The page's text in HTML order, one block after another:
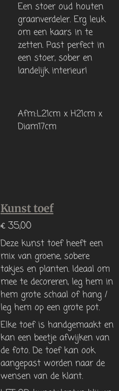
Een stoer oud houten
graanverdeler. Erg leuk
om een kaars in te
zetten. Past perfect in
een stoer, sober en
landelijk interieur!
Afm:L21cm x H21cm x
Diam17cm
Kunst toef
€ 35,00
Deze kunst toef heeft een
mix van groene, sobere
takjes en planten. Ideaal om
mee te decoreren, leg hem in
hem grote schaal of hang /
leg hem op een grote pot.
Elke toef is handgemaakt en
kan een beetje afwijken van
de foto. De toef kan ook
aangepast worden naar de
wensen van de klant.